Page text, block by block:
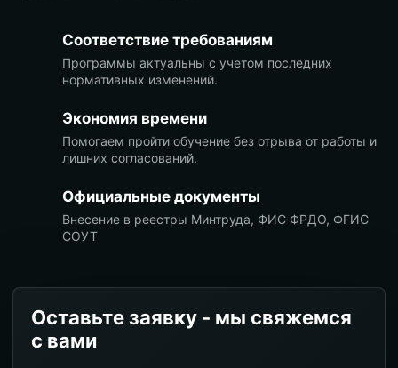
Соответствие требованиям
Программы актуальны с учетом последних
нормативных изменений.
Экономия времени
Помогаем пройти обучение без отрыва от работы и
лишних согласований.
Официальные документы
Внесение в реестры Минтруда, ФИС ФРДО, ФГИС
СОУТ
Оставьте заявку - мы свяжемся
с вами